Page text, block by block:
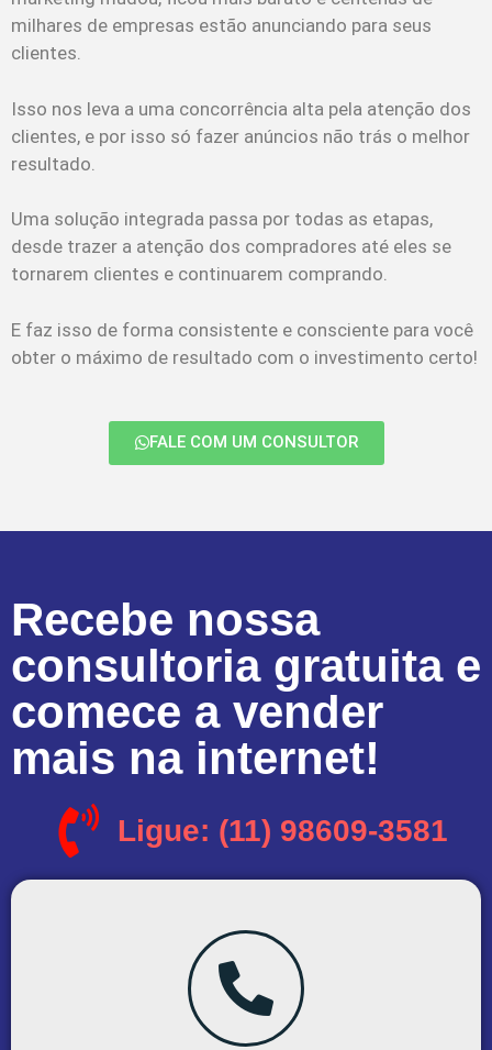
milhares de empresas estão anunciando para seus
clientes.
Isso nos leva a uma concorrência alta pela atenção dos
clientes, e por isso só fazer anúncios não trás o melhor
resultado.
Uma solução integrada passa por todas as etapas,
desde trazer a atenção dos compradores até eles se
tornarem clientes e continuarem comprando.
E faz isso de forma consistente e consciente para você
obter o máximo de resultado com o investimento certo!
FALE COM UM CONSULTOR
Recebe nossa
consultoria gratuita e
comece a vender
mais na internet!
Ligue: (11) 98609-3581